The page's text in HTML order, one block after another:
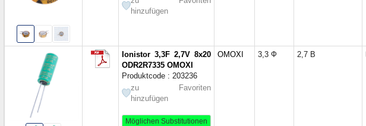
hinzufügen
Ionistor 3,3F 2,7V 8x20
ODR2R7335 OMOXI
Produktcode : 203236
zu Favoriten
hinzufügen
Möglichen Substitutionen
OMOXI 3,3 Ф 2,7 В